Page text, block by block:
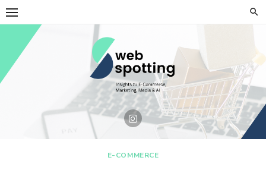
Skip
to
content
E-COMMERCE